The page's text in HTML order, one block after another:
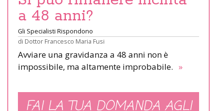
a 48 anni?
Gli Specialisti Rispondono
di Dottor Francesco Maria Fusi
Avviare una gravidanza a 48 anni non è
impossibile, ma altamente improbabile. »
FAI LA TUA DOMANDA AGLI